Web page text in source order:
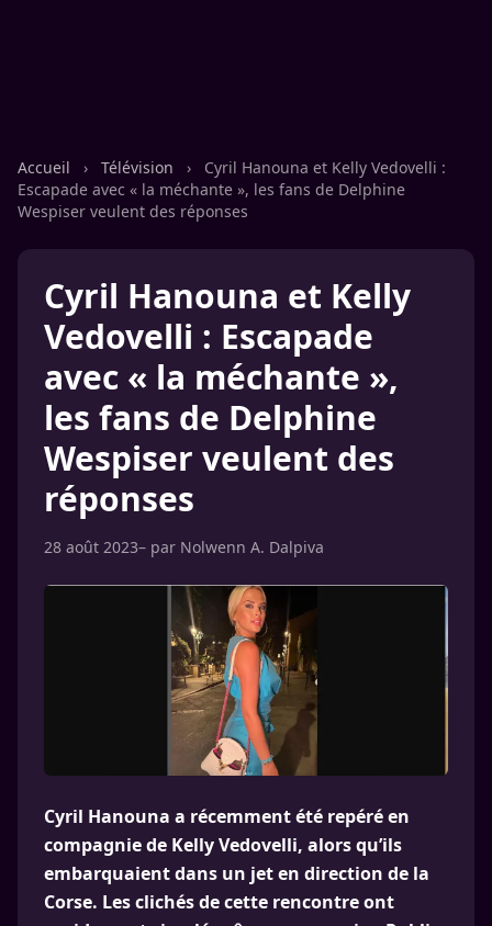
Accueil › Télévision ›
Cyril Hanouna et Kelly Vedovelli :
Escapade avec « la méchante », les fans de Delphine
Wespiser veulent des réponses
Cyril Hanouna et Kelly
Vedovelli : Escapade
avec « la méchante »,
les fans de Delphine
Wespiser veulent des
réponses
28 août 2023– par Nolwenn A. Dalpiva
Cyril Hanouna a récemment été repéré en
compagnie de Kelly Vedovelli, alors qu’ils
embarquaient dans un jet en direction de la
Corse. Les clichés de cette rencontre ont